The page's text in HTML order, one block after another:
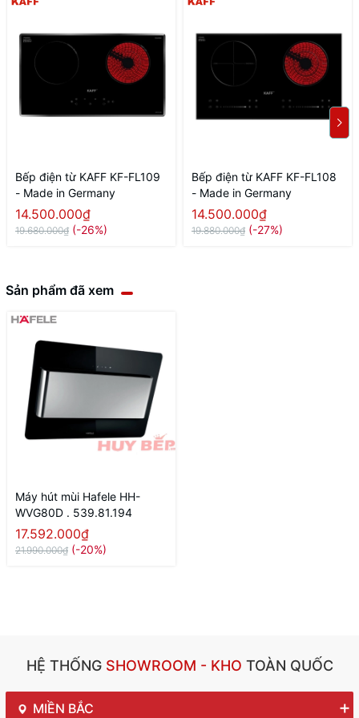
Bếp điện từ KAFF KF-FL109
- Made in Germany
14.500.000₫
19.680.000₫ (-26%)
Bếp điện từ KAFF KF-FL108
- Made in Germany
14.500.000₫
19.880.000₫ (-27%)
Sản phẩm đã xem
Máy hút mùi Hafele HH-
WVG80D . 539.81.194
17.592.000₫
21.990.000₫ (-20%)
HỆ THỐNGSHOWROOM - KHO TOÀN QUỐC
MIỀN BẮC